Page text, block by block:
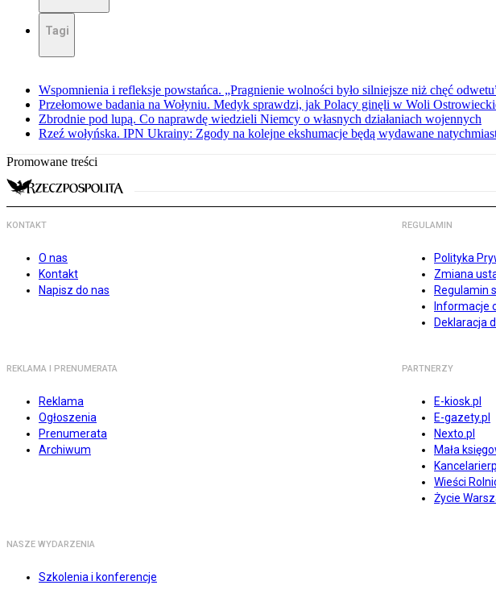
Tagi
Wspomnienia i refleksje powstańca. „Pragnienie wolności było silniejsze niż chęć
Przełomowe badania na Wołyniu. Medyk sprawdzi, jak Polacy ginęli w Woli
Zbrodnie pod lupą. Co naprawdę wiedzieli Niemcy o własnych działaniach wojennych
Rzeź wołyńska. IPN Ukrainy: Zgody na kolejne ekshumacje będą wydawane
Promowane treści
KONTAKT
O nas
Kontakt
Napisz do nas
REGULAMIN
Polityka
Zmiana
Regulamin
Informacje
Deklaracja
REKLAMA I PRENUMERATA
Reklama
Ogłoszenia
Prenumerata
Archiwum
PARTNERZY
E-kiosk.pl
E-gazety.pl
Nexto.pl
Mała
Wieści
Życie
NASZE WYDARZENIA
Szkolenia i konferencje